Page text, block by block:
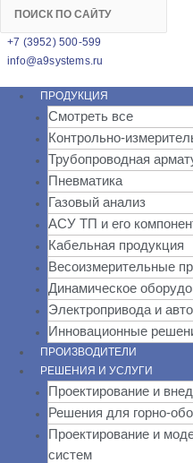
+7 (3952) 500-599
info@a9systems.ru
ПРОДУКЦИЯ
Смотреть все
Контрольно-
Трубопроводная
Пневматика
Газовый анализ
АСУ ТП и его
Кабельная продукция
Весоизмерительные
Динамическое
Электропривода и
Инновационные
ПРОИЗВОДИТЕЛИ
РЕШЕНИЯ И УСЛУГИ
Проектирование и
Решения для горно-
Проектирование и
систем